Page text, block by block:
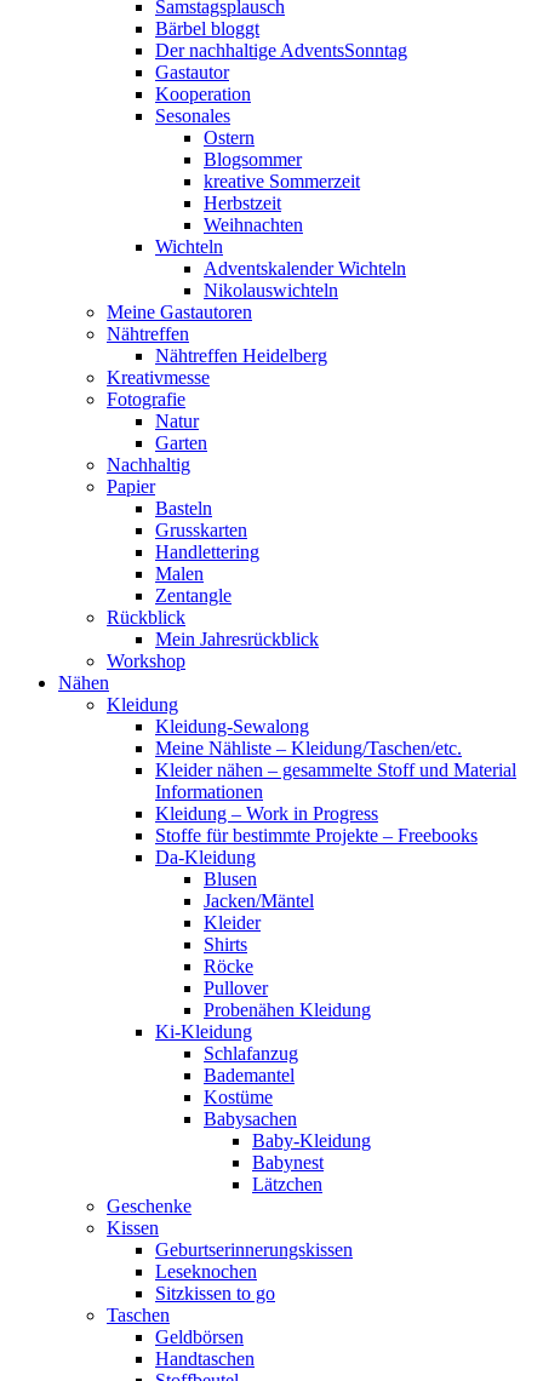
Samstagsplausch
Bärbel bloggt
Der nachhaltige AdventsSonntag
Gastautor
Kooperation
Sesonales
Ostern
Blogsommer
kreative Sommerzeit
Herbstzeit
Weihnachten
Wichteln
Adventskalender Wichteln
Nikolauswichteln
Meine Gastautoren
Nähtreffen
Nähtreffen Heidelberg
Kreativmesse
Fotografie
Natur
Garten
Nachhaltig
Papier
Basteln
Grusskarten
Handlettering
Malen
Zentangle
Rückblick
Mein Jahresrückblick
Workshop
Nähen
Kleidung
Kleidung-Sewalong
Meine Nähliste – Kleidung/Taschen/etc.
Kleider nähen – gesammelte Stoff und Material
Informationen
Kleidung – Work in Progress
Stoffe für bestimmte Projekte – Freebooks
Da-Kleidung
Blusen
Jacken/Mäntel
Kleider
Shirts
Röcke
Pullover
Probenähen Kleidung
Ki-Kleidung
Schlafanzug
Bademantel
Kostüme
Babysachen
Baby-Kleidung
Babynest
Lätzchen
Geschenke
Kissen
Geburtserinnerungskissen
Leseknochen
Sitzkissen to go
Taschen
Geldbörsen
Handtaschen